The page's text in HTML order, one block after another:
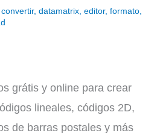
convertir, datamatrix, editor, formato,
grátis y online para crear
lineales, códigos 2D,
de barras postales y más